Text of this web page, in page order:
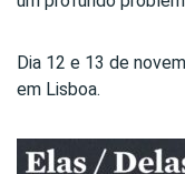
Dia 12 e 13 de
em Lisboa.